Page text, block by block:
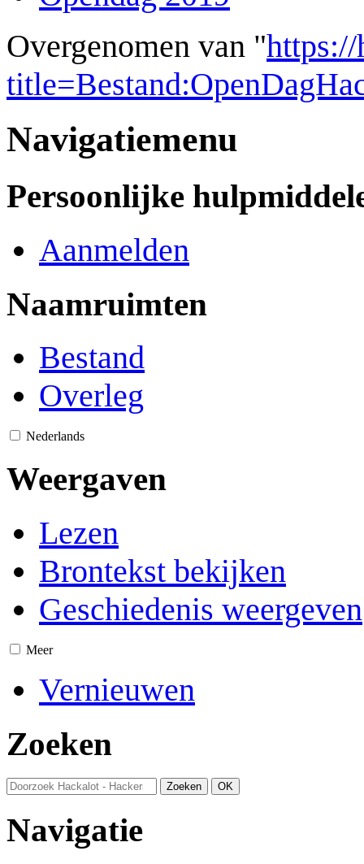
Overgenomen van "
Navigatiemenu
Persoonlijke
Aanmelden
Naamruimten
Bestand
Overleg
Nederlands
Weergaven
Lezen
Brontekst bekijken
Geschiedenis weergeven
Meer
Vernieuwen
Zoeken
Navigatie